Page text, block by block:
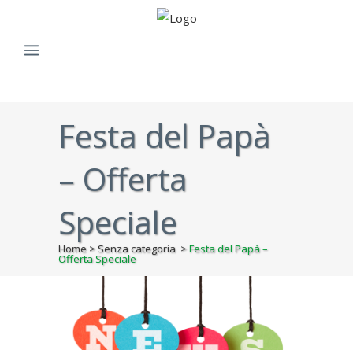
Festa del Papà
– Offerta
Speciale
Home > Senza categoria >Festa del Papà –
Offerta Speciale